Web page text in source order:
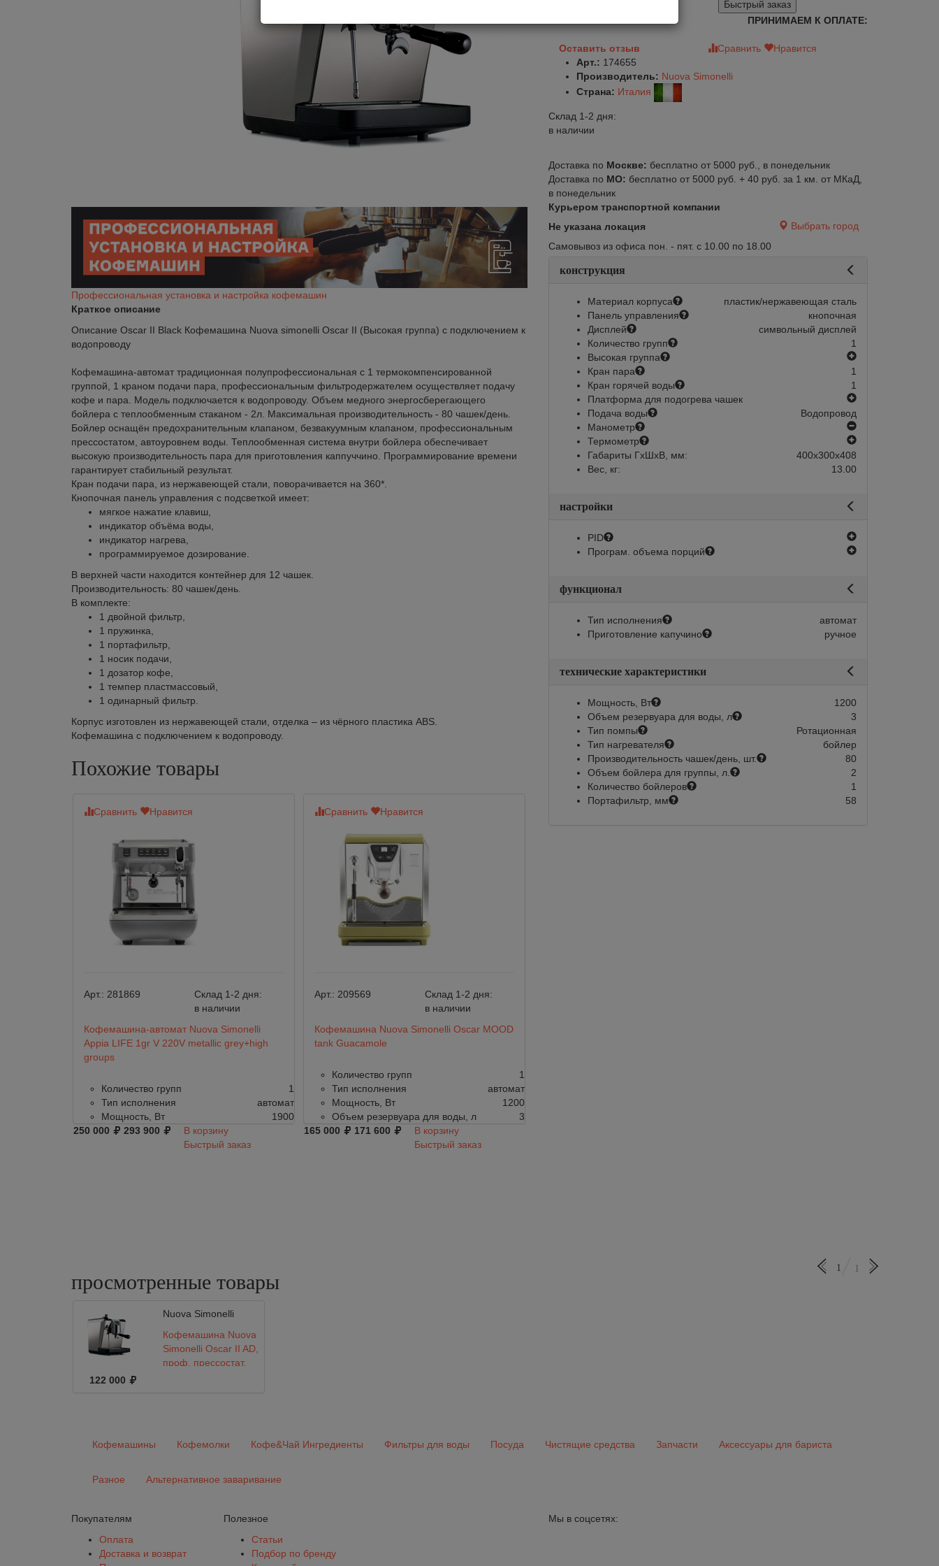
Профессиональная установка и настройка кофемашин
Краткое описание
Описание Oscar II Black Кофемашина Nuova simonelli Oscar II (Высокая группа) с подключением к
водопроводу
Кофемашина-автомат традиционная полупрофессиональная с 1 термокомпенсированной
группой, 1 краном подачи пара, профессиональным фильтродержателем осуществляет подачу
кофе и пара. Модель подключается к водопроводу. Объем медного энергосберегающего
бойлера с теплообменным стаканом - 2л. Максимальная производительность - 80 чашек/день.
Бойлер оснащён предохранительным клапаном, безвакуумным клапаном, профессиональным
прессостатом, автоуровнем воды. Теплообменная система внутри бойлера обеспечивает
высокую производительность пара для приготовления каппуччино. Программирование времени
гарантирует стабильный результат.
Кран подачи пара, из нержавеющей стали, поворачивается на 360*.
Кнопочная панель управления с подсветкой имеет:
мягкое нажатие клавиш,
индикатор объёма воды,
индикатор нагрева,
программируемое дозирование.
В верхней части находится контейнер для 12 чашек.
Производительность: 80 чашек/день.
В комплекте:
1 двойной фильтр,
1 пружинка,
1 портафильтр,
1 носик подачи,
1 дозатор кофе,
1 темпер пластмассовый,
1 одинарный фильтр.
Корпус изготовлен из нержавеющей стали, отделка – из чёрного пластика ABS.
Кофемашина с подключением к водопроводу.
Похожие товары
Сравнить Нравится
Арт.: 281869
Склад 1-2 дня:
в наличии
Кофемашина-автомат Nuova Simonelli
Appia LIFE 1gr V 220V metallic grey+high
groups
Количество групп
1
Тип исполнения
автомат
Мощность, Вт
1900
250 000
293 900
В корзину
Быстрый заказ
Сравнить Нравится
Арт.: 209569
Склад 1-2 дня:
в наличии
Кофемашина Nuova Simonelli Oscar MOOD
tank Guacamole
Количество групп
1
Тип исполнения
автомат
Мощность, Вт
1200
Объем резервуара для воды, л
3
165 000
171 600
В корзину
Быстрый заказ
Быстрый заказ
ПРИНИМАЕМ К ОПЛАТЕ:
Оставить отзыв Сравнить
Нравится
Арт.: 174655
Производитель: Nuova Simonelli
Страна: Италия
Склад 1-2 дня:
в наличии
Доставка по Москве: бесплатно от 5000 руб., в понедельник
Доставка по МО: бесплатно от 5000 руб. + 40 руб. за 1 км. от МКаД,
в понедельник
Курьером транспортной компании
Не указана локация
Выбрать город
Самовывоз из офиса пон. - пят. с 10.00 по 18.00
конструкция
Материал корпуса
пластик/нержавеющая сталь
Панель управления
кнопочная
Дисплей
символьный дисплей
Количество групп
1
Высокая группа
есть
Кран пара
1
Кран горячей воды
1
Платформа для подогрева чашек
есть
Подача воды
Водопровод
Манометр
нет
Термометр
есть
Габариты ГхШхВ, мм:
400х300х408
Вес, кг:
13.00
настройки
PID
есть
Програм. объема порций
есть
функционал
Тип исполнения
автомат
Приготовление капучино
ручное
технические характеристики
Мощность, Вт
1200
Объем резервуара для воды, л
3
Тип помпы
Ротационная
Тип нагревателя
бойлер
Производительность чашек/день, шт.
80
Объем бойлера для группы, л.
2
Количество бойлеров
1
Портафильтр, мм
58
просмотренные товары
1 1
Nuova Simonelli
Кофемашина Nuova
Simonelli Oscar II AD,
проф. прессостат,
122 000
Кофемашины Кофемолки Кофе&Чай Ингредиенты Фильтры для воды Посуда Чистящие средства Запчасти Аксессуары для бариста
Разное Альтернативное заваривание
Покупателям
Оплата
Доставка и возврат
Полезное
Статьи
Подбор по бренду
Мы в соцсетях: